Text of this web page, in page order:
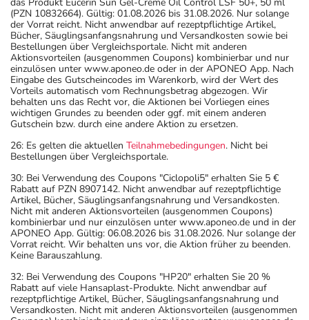
(PZN 10832664). Gültig: 01.08.2026 bis 31.08.2026. Nur solange
der Vorrat reicht. Nicht anwendbar auf rezeptpflichtige Artikel,
Bücher, Säuglingsanfangsnahrung und Versandkosten sowie bei
Bestellungen über Vergleichsportale. Nicht mit anderen
Aktionsvorteilen (ausgenommen Coupons) kombinierbar und nur
einzulösen unter www.aponeo.de oder in der APONEO App. Nach
Eingabe des Gutscheincodes im Warenkorb, wird der Wert des
Vorteils automatisch vom Rechnungsbetrag abgezogen. Wir
behalten uns das Recht vor, die Aktionen bei Vorliegen eines
wichtigen Grundes zu beenden oder ggf. mit einem anderen
Gutschein bzw. durch eine andere Aktion zu ersetzen.
26: Es gelten die aktuellen Teilnahmebedingungen. Nicht bei
Bestellungen über Vergleichsportale.
30: Bei Verwendung des Coupons "Ciclopoli5" erhalten Sie 5 €
Rabatt auf PZN 8907142. Nicht anwendbar auf rezeptpflichtige
Artikel, Bücher, Säuglingsanfangsnahrung und Versandkosten.
Nicht mit anderen Aktionsvorteilen (ausgenommen Coupons)
kombinierbar und nur einzulösen unter www.aponeo.de und in der
APONEO App. Gültig: 06.08.2026 bis 31.08.2026. Nur solange der
Vorrat reicht. Wir behalten uns vor, die Aktion früher zu beenden.
Keine Barauszahlung.
32: Bei Verwendung des Coupons "HP20" erhalten Sie 20 %
Rabatt auf viele Hansaplast-Produkte. Nicht anwendbar auf
rezeptpflichtige Artikel, Bücher, Säuglingsanfangsnahrung und
Versandkosten. Nicht mit anderen Aktionsvorteilen (ausgenommen